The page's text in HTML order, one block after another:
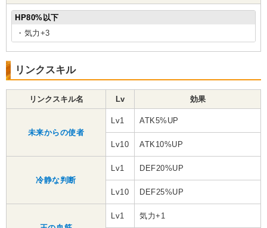
HP80%以下
・気力+3
リンクスキル
リンクスキル名 Lv 効果
未来からの使者
Lv1 ATK5%UP
Lv10 ATK10%UP
冷静な判断
Lv1 DEF20%UP
Lv10 DEF25%UP
Lv1 気力+1